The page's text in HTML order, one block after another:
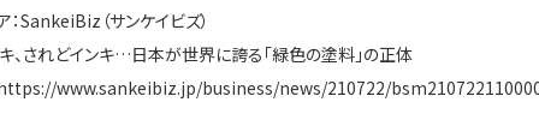
：SankeiBiz（サンケイビズ）
、されどインキ…日本が世界に誇る「緑色の塗料」の正体
www.sankeibiz.jp/business/news/210722/